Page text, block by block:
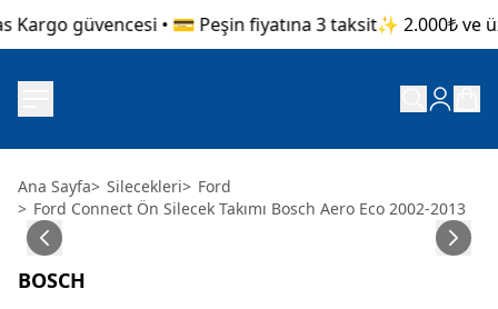
güvencesi • 💳 Peşin fiyatına 3 taksit✨ 2.000₺ ve
Ana Sayfa> Silecekleri> Ford
> Ford Connect Ön Silecek Takımı Bosch Aero Eco 2002-2013
BOSCH